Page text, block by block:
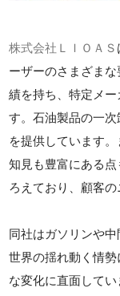
株式会社ＬＩＯＡＳ
ーザーのさまざま
績を持ち、特定メ
す。石油製品の一
を提供しています
知見も豊富にある
ろえており、顧客の
同社はガソリンや中
世界の揺れ動く情
な変化に直面して